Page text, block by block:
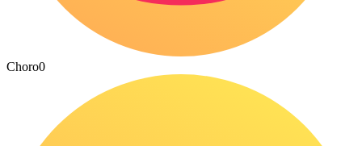
Choro0